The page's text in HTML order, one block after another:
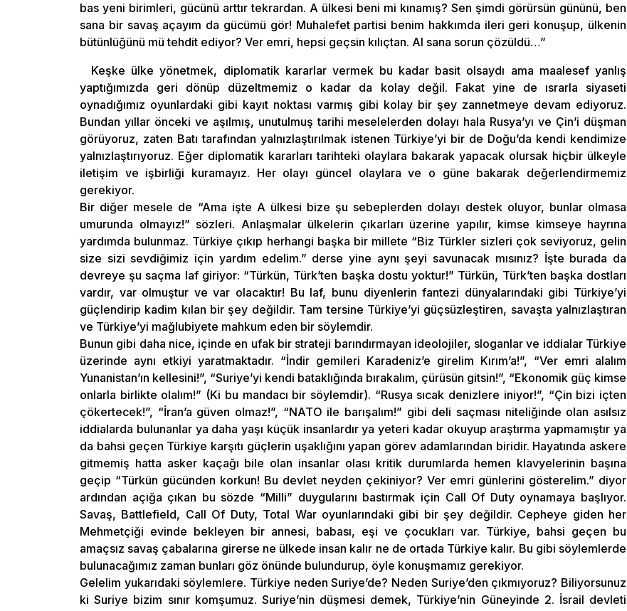
bas yeni birimleri, gücünü arttır tekrardan. A ülkesi beni mi kınamış? Sen şimdi görürsün gününü, ben
sana bir savaş açayım da gücümü gör! Muhalefet partisi benim hakkımda ileri geri konuşup, ülkenin
bütünlüğünü mü tehdit ediyor? Ver emri, hepsi geçsin kılıçtan. Al sana sorun çözüldü…”
Keşke ülke yönetmek, diplomatik kararlar vermek bu kadar basit olsaydı ama maalesef yanlış
yaptığımızda geri dönüp düzeltmemiz o kadar da kolay değil. Fakat yine de ısrarla siyaseti
oynadığımız oyunlardaki gibi kayıt noktası varmış gibi kolay bir şey zannetmeye devam ediyoruz.
Bundan yıllar önceki ve aşılmış, unutulmuş tarihi meselelerden dolayı hala Rusya’yı ve Çin’i düşman
görüyoruz, zaten Batı tarafından yalnızlaştırılmak istenen Türkiye’yi bir de Doğu’da kendi kendimize
yalnızlaştırıyoruz. Eğer diplomatik kararları tarihteki olaylara bakarak yapacak olursak hiçbir ülkeyle
iletişim ve işbirliği kuramayız. Her olayı güncel olaylara ve o güne bakarak değerlendirmemiz
gerekiyor.
Bir diğer mesele de “Ama işte A ülkesi bize şu sebeplerden dolayı destek oluyor, bunlar olmasa
umurunda olmayız!” sözleri. Anlaşmalar ülkelerin çıkarları üzerine yapılır, kimse kimseye hayrına
yardımda bulunmaz. Türkiye çıkıp herhangi başka bir millete “Biz Türkler sizleri çok seviyoruz, gelin
size sizi sevdiğimiz için yardım edelim.” derse yine aynı şeyi savunacak mısınız? İşte burada da
devreye şu saçma laf giriyor: “Türkün, Türk’ten başka dostu yoktur!” Türkün, Türk’ten başka dostları
vardır, var olmuştur ve var olacaktır! Bu laf, bunu diyenlerin fantezi dünyalarındaki gibi Türkiye’yi
güçlendirip kadim kılan bir şey değildir. Tam tersine Türkiye’yi güçsüzleştiren, savaşta yalnızlaştıran
ve Türkiye’yi mağlubiyete mahkum eden bir söylemdir.
Bunun gibi daha nice, içinde en ufak bir strateji barındırmayan ideolojiler, sloganlar ve iddialar Türkiye
üzerinde aynı etkiyi yaratmaktadır. “İndir gemileri Karadeniz’e girelim Kırım’a!”, “Ver emri alalım
Yunanistan’ın kellesini!”, “Suriye’yi kendi bataklığında bırakalım, çürüsün gitsin!”, “Ekonomik güç kimse
onlarla birlikte olalım!” (Ki bu mandacı bir söylemdir). “Rusya sıcak denizlere iniyor!”, “Çin bizi içten
çökertecek!”, “İran’a güven olmaz!”, “NATO ile barışalım!” gibi deli saçması niteliğinde olan asılsız
iddialarda bulunanlar ya daha yaşı küçük insanlardır ya yeteri kadar okuyup araştırma yapmamıştır ya
da bahsi geçen Türkiye karşıtı güçlerin uşaklığını yapan görev adamlarından biridir. Hayatında askere
gitmemiş hatta asker kaçağı bile olan insanlar olası kritik durumlarda hemen klavyelerinin başına
geçip “Türkün gücünden korkun! Bu devlet neyden çekiniyor? Ver emri günlerini gösterelim.” diyor
ardından açığa çıkan bu sözde “Milli” duygularını bastırmak için Call Of Duty oynamaya başlıyor.
Savaş, Battlefield, Call Of Duty, Total War oyunlarındaki gibi bir şey değildir. Cepheye giden her
Mehmetçiği evinde bekleyen bir annesi, babası, eşi ve çocukları var. Türkiye, bahsi geçen bu
amaçsız savaş çabalarına girerse ne ülkede insan kalır ne de ortada Türkiye kalır. Bu gibi söylemlerde
bulunacağımız zaman bunları göz önünde bulundurup, öyle konuşmamız gerekiyor.
Gelelim yukarıdaki söylemlere. Türkiye neden Suriye’de? Neden Suriye’den çıkmıyoruz? Biliyorsunuz
ki Suriye bizim sınır komşumuz. Suriye’nin düşmesi demek, Türkiye’nin Güneyinde 2. İsrail devleti